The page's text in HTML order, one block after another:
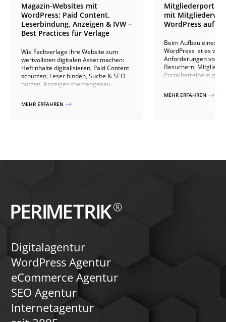
Magazin-Websites mit
WordPress: Paid Content,
Leserbindung, Anzeigen & IVW –
Best Practices für Verlage
Wie Fachverlage ihre Website zum
wertvollsten digitalen Asset machen:
Heftinhalte digitalisieren, Paid Content
schützen, Leser binden, Suche & SEO
nutzen, Anzeigen themengenau
20+ Verlagsprojekten.
MEHR ERFAHREN $
Mitgliederportal
mit
WordPress
Beim Aufbau eines
WordPress ist es
Anforderungen von
Besuchern,
Portalbetreibern
Mitgliederverzeichnis
MEHR ERFAHREN $
Digitalagentur
WordPress Agentur
eCommerce Agentur
SEO Agentur
Internetagentur